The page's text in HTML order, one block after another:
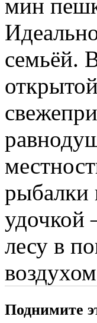
мин
семьёй.
рыбалки
удочкой
лесу в
Поднимите